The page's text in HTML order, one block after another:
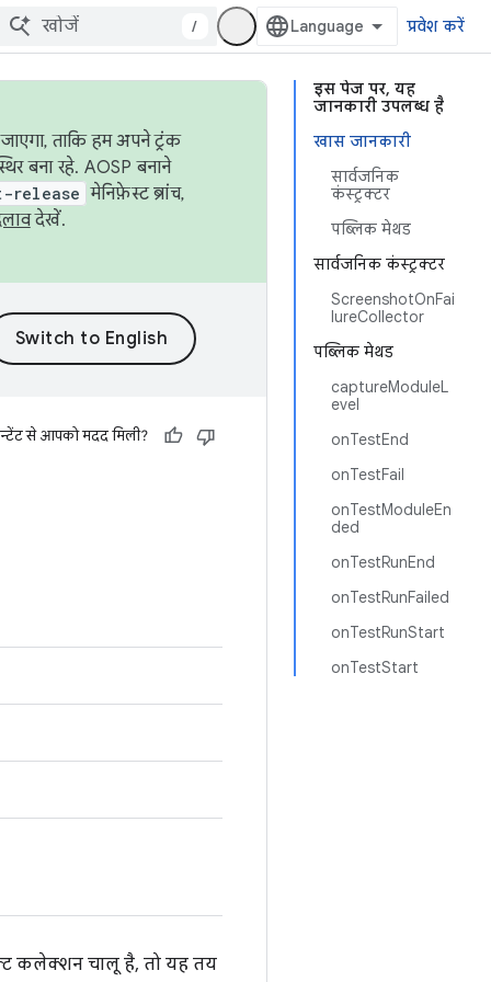
/ प्रवेश करें
इस पेज पर, यह
जानकारी उपलब्ध है
खास जानकारी
सार्वजनिक
कंस्ट्रक्टर
पब्लिक मेथड
सार्वजनिक कंस्ट्रक्टर
ScreenshotOnFai
lureCollector
पब्लिक मेथड
captureModuleL
evel
onTestEnd
onTestFail
onTestModuleEn
ded
onTestRunEnd
onTestRunFailed
onTestRunStart
onTestStart
ताकि हम अपने ट्रंक
बना रहे. AOSP बनाने
release मेनिफ़ेस्ट ब्रांच,
देखें.
से आपको मदद मिली?
कलेक्शन चालू है, तो यह तय